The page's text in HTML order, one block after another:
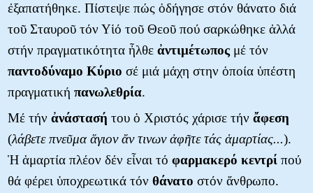
ἐξαπατήθηκε. Πίστεψε πώς ὁδήγησε στόν θάνατο διά
τοῦ Σταυροῦ τόν Υἱό τοῦ Θεοῦ πού σαρκώθηκε ἀλλά
στήν πραγματικότητα ἦλθε ἀντιμέτωπος μέ τόν
παντοδύναμο Κύριο σέ μιά μάχη στην ὁποία ὑπέστη
πραγματική πανωλεθρία.
Μέ τήν ἀνάστασή του ὁ Χριστός χάρισε τήν ἄφεση
(λάβετε πνεῦμα ἅγιον ἄν τινων ἀφῆτε τάς ἁμαρτίας...).
Ἡ ἁμαρτία πλέον δέν εἶναι τό φαρμακερό κεντρί πού
θά φέρει ὑποχρεωτικά τόν θάνατο στόν ἄνθρωπο.